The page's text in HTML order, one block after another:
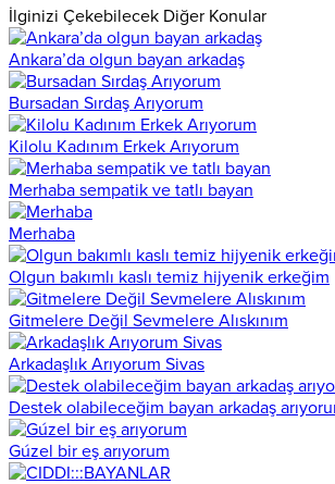
İlginizi Çekebilecek Diğer Konular
Ankara’da olgun bayan arkadaş
Bursadan Sırdaş Arıyorum
Kilolu Kadınım Erkek Arıyorum
Merhaba sempatik ve tatlı bayan
Merhaba
Olgun bakımlı kaslı temiz hijyenik erkeğim
Gitmelere Değil Sevmelere Alıskınım
Arkadaşlık Arıyorum Sivas
Destek olabileceğim bayan arkadaş
Gúzel bir eş arıyorum